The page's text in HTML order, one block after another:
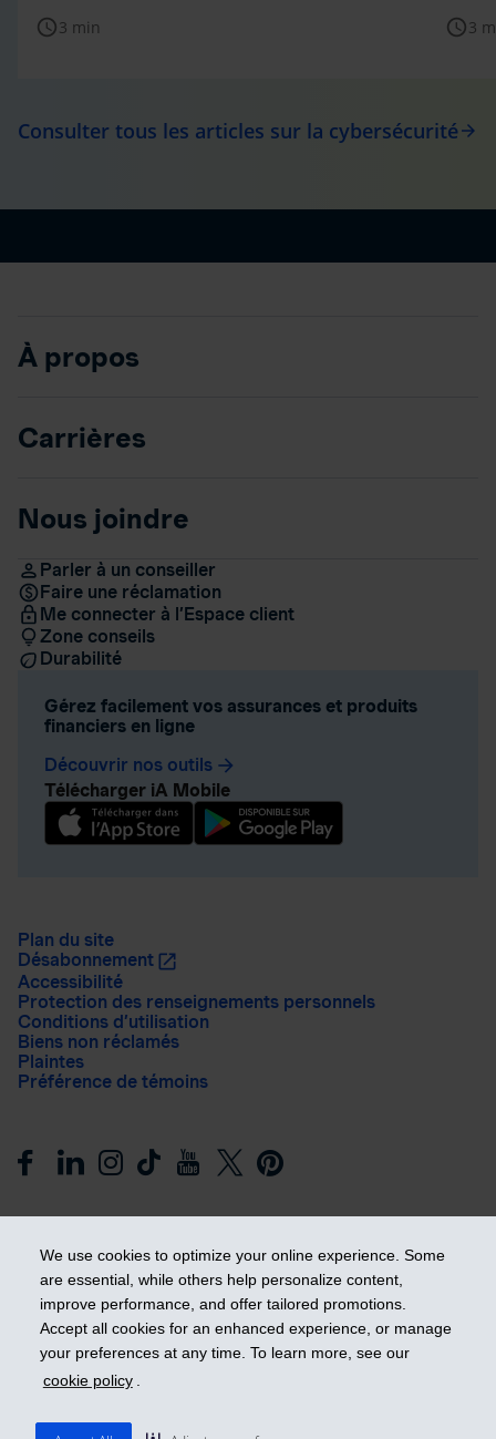
We use cookies to optimize your online experience. Some
are essential, while others help personalize content,
improve performance, and offer tailored promotions.
Accept all cookies for an enhanced experience, or manage
your preferences at any time. To learn more, see our
cookie policy .
schedule3 min schedule3
Consulter tous les articles sur la cybersécuritéarrow_forward
À propos
Carrières
Nous joindre
Parler à un conseiller
Faire une réclamation
Me connecter à l’Espace client
Zone conseils
Durabilité
Gérez facilement vos assurances et produits
financiers en ligne
Découvrir nos outils arrow_forward
Télécharger iA Mobile
Plan du site
Désabonnement
Accessibilité
Protection des renseignements personnels
Conditions d’utilisation
Biens non réclamés
Plaintes
Préférence de témoins
Prendre les devants